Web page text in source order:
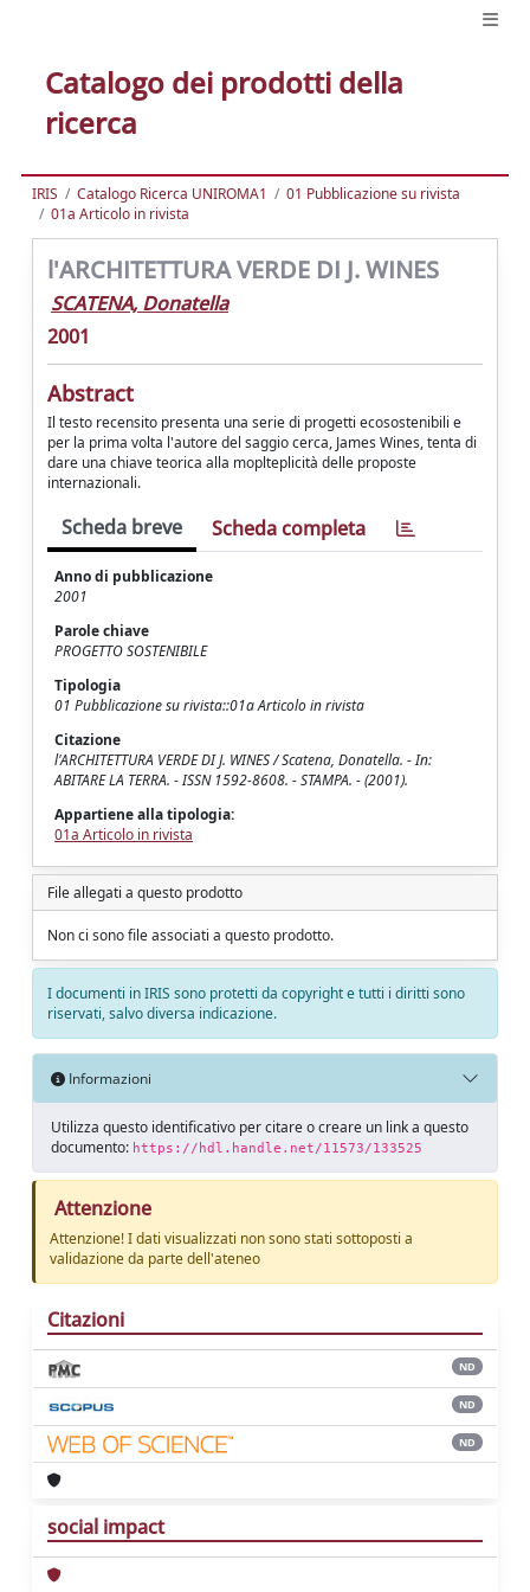
Catalogo dei prodotti della
ricerca
IRIS Catalogo Ricerca UNIROMA1
01 Pubblicazione su rivista
01a Articolo in rivista
l'ARCHITETTURA VERDE DI J. WINES
SCATENA, Donatella
2001
Abstract
Il testo recensito presenta una serie di progetti ecosostenibili e
per la prima volta l'autore del saggio cerca, James Wines, tenta di
dare una chiave teorica alla moplteplicità delle proposte
internazionali.
Scheda breve Scheda completa
Anno di pubblicazione
2001
Parole chiave
PROGETTO SOSTENIBILE
Tipologia
01 Pubblicazione su rivista::01a Articolo in rivista
Citazione
l'ARCHITETTURA VERDE DI J. WINES / Scatena, Donatella. - In:
ABITARE LA TERRA. - ISSN 1592-8608. - STAMPA. - (2001).
Appartiene alla tipologia:
01a Articolo in rivista
File allegati a questo prodotto
Non ci sono file associati a questo prodotto.
I documenti in IRIS sono protetti da copyright e tutti i diritti sono
riservati, salvo diversa indicazione.
Informazioni
Utilizza questo identificativo per citare o creare un link a questo
documento: https://hdl.handle.net/11573/133525
Attenzione
Attenzione! I dati visualizzati non sono stati sottoposti a
validazione da parte dell'ateneo
Citazioni
ND
ND
ND
social impact